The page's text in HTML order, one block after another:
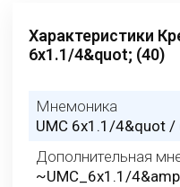
Характеристики
6x1.1/4&quot; (40)
Мнемоника
UMC 6x1.1/4&quot /
Дополнительная
~UMC_6x1.1/4&amp